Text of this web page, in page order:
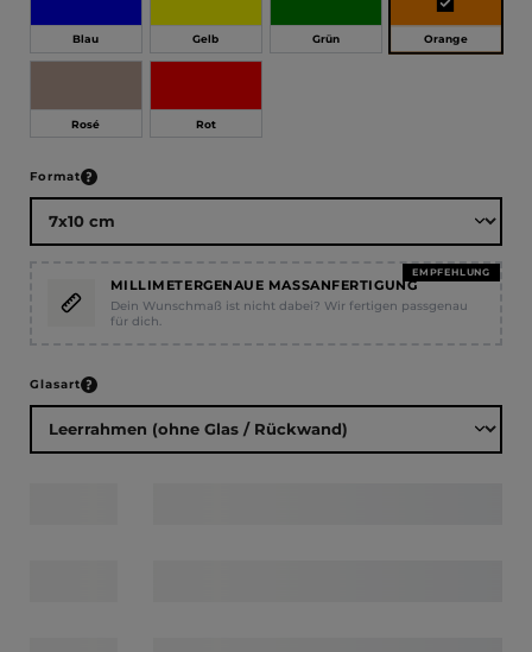
Blau Gelb Grün Orange
Rosé Rot
Formatauswählen
EMPFEHLUNG
MILLIMETERGENAUE MASSANFERTIGUNG
Dein Wunschmaß ist nicht dabei? Wir fertigen passgenau
für dich.
Glasartauswählen